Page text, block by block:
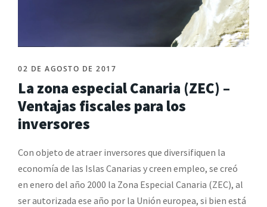
02 DE AGOSTO DE 2017
La zona especial Canaria (ZEC) –
Ventajas fiscales para los
inversores
Con objeto de atraer inversores que diversifiquen la
economía de las Islas Canarias y creen empleo, se creó
en enero del año 2000 la Zona Especial Canaria (ZEC), al
ser autorizada ese año por la Unión europea, si bien está